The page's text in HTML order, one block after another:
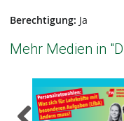
Berechtigung: Ja
Mehr Medien in